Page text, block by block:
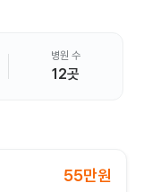
병원 수
12곳
55만원